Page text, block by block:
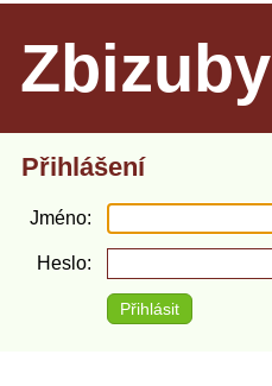
Zbizuby
Přihlášení
Jméno
Heslo